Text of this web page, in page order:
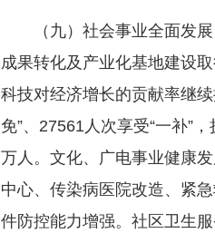
（九）社会事业全面发展
成果转化及产业化基地建设
科技对经济增长的贡献率继
免”、27561人次享受“一补”
万人。文化、广电事业健康
中心、传染病医院改造、紧
件防控能力增强。社区卫生